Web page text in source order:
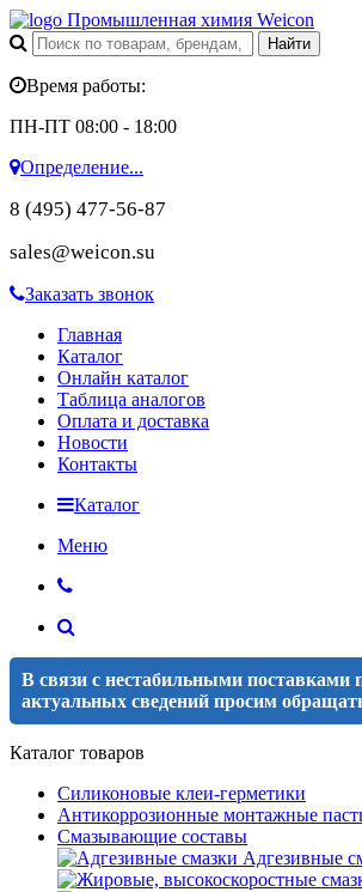
Промышленная химия Weicon
Время работы:
ПН-ПТ 08:00 - 18:00
Определение...
8 (495) 477-56-87
sales@weicon.su
Заказать звонок
Главная
Каталог
Онлайн каталог
Таблица аналогов
Оплата и доставка
Новости
Контакты
Каталог
Меню
В связи с нестабильными поставками
актуальных сведений просим
Каталог товаров
Силиконовые клеи-герметики
Антикоррозионные монтажные
Смазывающие составы
Адгезивные